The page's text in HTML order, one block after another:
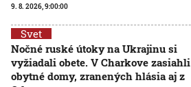
9. 8. 2026, 9:00:00
Svet
Nočné ruské útoky na Ukrajinu si
vyžiadali obete. V Charkove zasiahli
obytné domy, zranených hlásia aj z